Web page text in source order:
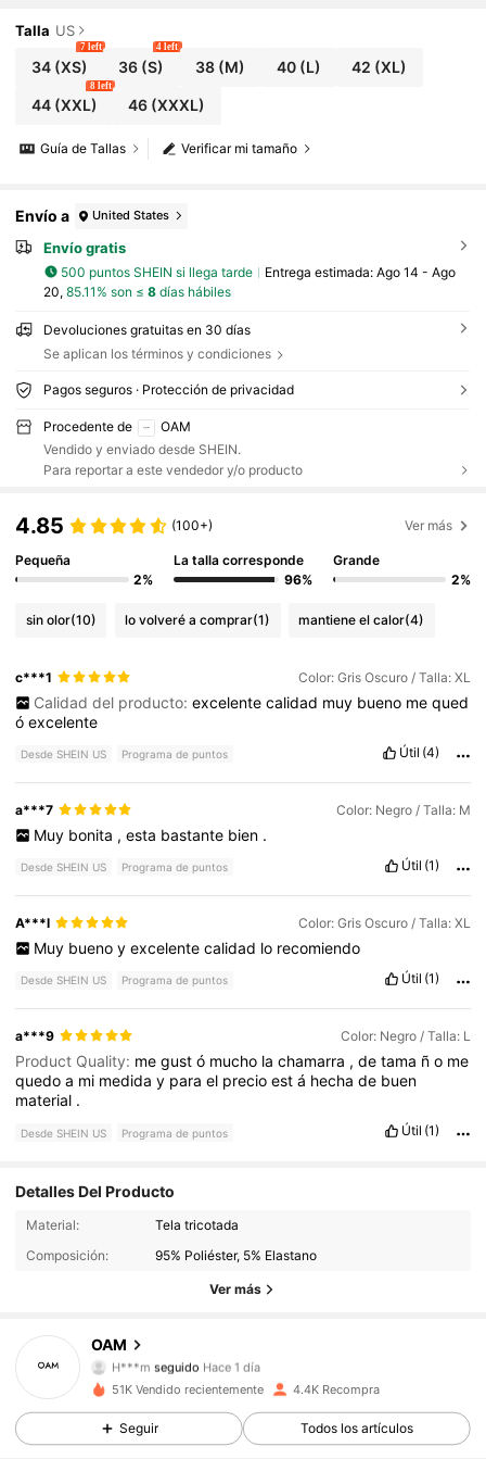
pecho, top minimalista de negocios casual lig
ero para otoño/invierno, prenda exterior de c
orte holgado, estilo oversize
Talla US
34(XS)
7 left
36 (S)
4 left
38(M) 40(L) 42 (XL)
44(XXL)
8 left
46 (XXXL)
Verificar mi tamaño
Guía de Tallas
Envío a United States
Envío gratis
500 puntos SHEIN si llega tarde Entrega estimada: Ago 14 - Ago
20, 85.11% son ≤ 8días hábiles
Devoluciones gratuitas en 30 días
Se aplican los términos y condiciones
Pagos seguros · Protección de privacidad
Procedente de
OAM
Vendido y enviado desde SHEIN.
Para reportar a este vendedor y/o producto
4.85 (100+) Ver más
Pequeña
2%
La talla corresponde
96%
Grande
2%
sin olor(10) lo volveré a comprar(1) mantiene el calor(4)
c***1 Color: Gris Oscuro / Talla: XL
Calidad del producto: excelente calidad muy bueno me qued
óexcelente
Desde SHEIN US Programa de puntos Útil (4)
a***7 Color: Negro / Talla: M
Muy bonita , esta bastante bien .
Desde SHEIN US Programa de puntos Útil (1)
A***l Color: Gris Oscuro / Talla: XL
Muy bueno y excelente calidad lo recomiendo
Desde SHEIN US Programa de puntos Útil (1)
a***9 Color: Negro / Talla: L
Product Quality: megustó mucho lachamarra ,detama ño me
quedoa mi mediday parael precioestá hechade buen
material .
Desde SHEIN US Programa de puntos Útil (1)
Detalles Del Producto
Material:
Tela tricotada
Composición:
95% Poliéster, 5% Elastano
Ver más
OAM
844 Seguidores
4.87 844 Seguidores
4.87 844 Seguidores
4.87 844 Seguidores
51K Vendido recientemente 4.4K Recompra
Seguir Todos los artículos